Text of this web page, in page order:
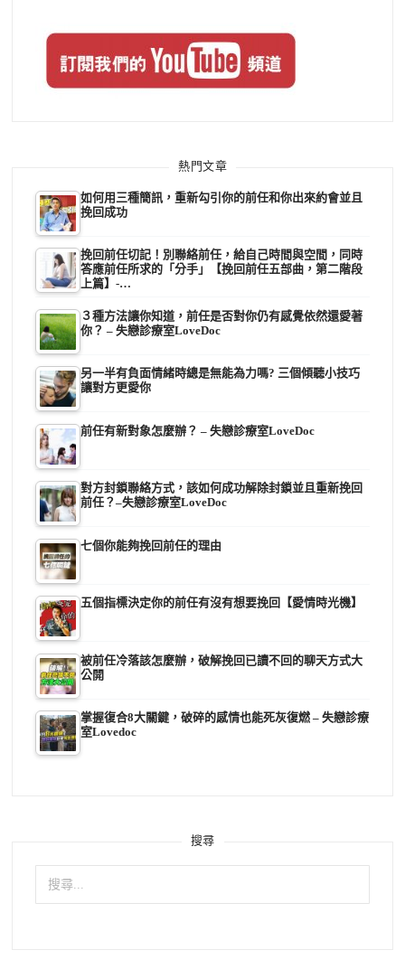
熱門文章
如何用三種簡訊，重新勾引你的前任和你出來約會並且
挽回成功
挽回前任切記！別聯絡前任，給自己時間與空間，同時
答應前任所求的「分手」【挽回前任五部曲，第二階段
上篇】-…
３種方法讓你知道，前任是否對你仍有感覺依然還愛著
你？ – 失戀診療室LoveDoc
另一半有負面情緒時總是無能為力嗎? 三個傾聽小技巧
讓對方更愛你
前任有新對象怎麼辦？ – 失戀診療室LoveDoc
對方封鎖聯絡方式，該如何成功解除封鎖並且重新挽回
前任？–失戀診療室LoveDoc
七個你能夠挽回前任的理由
五個指標決定你的前任有沒有想要挽回【愛情時光機】
被前任冷落該怎麼辦，破解挽回已讀不回的聊天方式大
公開
掌握復合8大關鍵，破碎的感情也能死灰復燃 – 失戀診療
室Lovedoc
搜尋
搜
鍵